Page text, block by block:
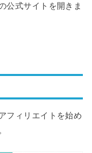
公式サイトを開きま
フィリエイトを始め